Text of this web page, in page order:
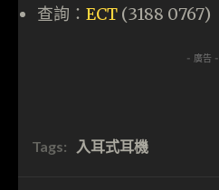
查詢： ECT (3188 0767)
- 廣告 -
Tags: 入耳式耳機